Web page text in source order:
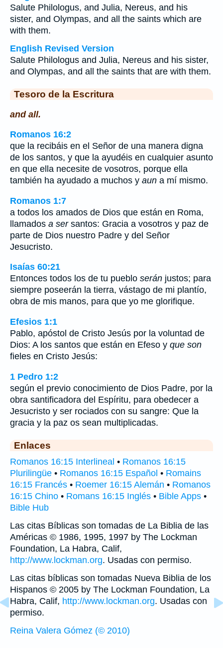
Salute Philologus, and Julia, Nereus, and his
sister, and Olympas, and all the saints which are
with them.
English Revised Version
Salute Philologus and Julia, Nereus and his sister,
and Olympas, and all the saints that are with them.
Tesoro de la Escritura
and all.
Romanos 16:2
que la recibáis en el Señor de una manera digna
de los santos, y que la ayudéis en cualquier asunto
en que ella necesite de vosotros, porque ella
también ha ayudado a muchos y aun a mí mismo.
Romanos 1:7
a todos los amados de Dios que están en Roma,
llamados a sersantos: Gracia a vosotros y paz de
parte de Dios nuestro Padre y del Señor
Jesucristo.
Isaías 60:21
Entonces todos los de tu pueblo serán justos; para
siempre poseerán la tierra, vástago de mi plantío,
obra de mis manos, para que yo me glorifique.
Efesios 1:1
Pablo, apóstol de Cristo Jesús por la voluntad de
Dios: A los santos que están en Efeso y que son
fieles en Cristo Jesús:
1 Pedro 1:2
según el previo conocimiento de Dios Padre, por la
obra santificadora del Espíritu, para obedecer a
Jesucristo y ser rociados con su sangre: Que la
gracia y la paz os sean multiplicadas.
Enlaces
Romanos 16:15 Interlineal • Romanos 16:15
Plurilingüe • Romanos 16:15 Español • Romains
16:15 Francés • Roemer 16:15 Alemán • Romanos
16:15 Chino • Romans 16:15 Inglés • Bible Apps •
Bible Hub
Las citas Bíblicas son tomadas de La Biblia de las
Américas © 1986, 1995, 1997 by The Lockman
Foundation, La Habra, Calif,
http://www.lockman.org. Usadas con permiso.
Las citas bíblicas son tomadas Nueva Biblia de los
Hispanos © 2005 by The Lockman Foundation, La
Habra, Calif, http://www.lockman.org. Usadas con
permiso.
Reina Valera Gómez (© 2010)